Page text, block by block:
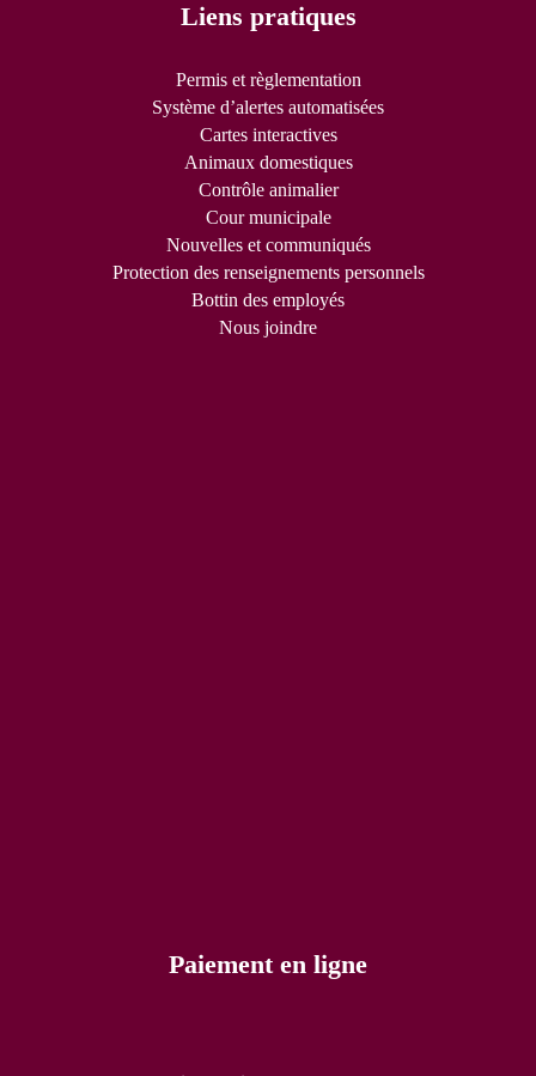
Liens pratiques
Permis et règlementation
Système d’alertes automatisées
Cartes interactives
Animaux domestiques
Contrôle animalier
Cour municipale
Nouvelles et communiqués
Protection des renseignements personnels
Bottin des employés
Nous joindre
Paiement en ligne